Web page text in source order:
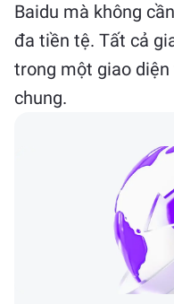
Baidu mà không
đa tiền tệ. Tất cả
trong một giao
chung.